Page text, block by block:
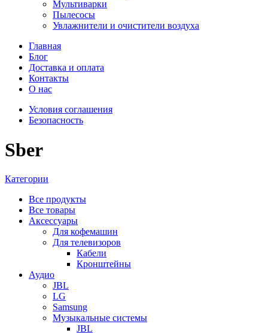
Мультиварки
Пылесосы
Увлажнители и очистители воздуха
Главная
Блог
Доставка и оплата
Контакты
О нас
Условия соглашения
Безопасность
Sber
Категории
Все продукты
Все товары
Аксессуары
Для кофемашин
Для телевизоров
Кабели
Кронштейны
Аудио
JBL
LG
Samsung
Музыкальные системы
JBL